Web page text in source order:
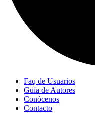
Faq de Usuarios
Guía de Autores
Conócenos
Contacto